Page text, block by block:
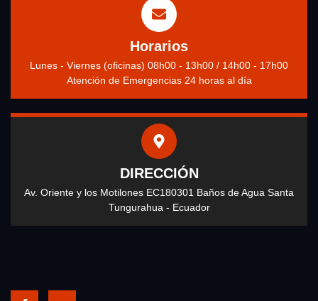
Horarios
Lunes - Viernes (oficinas) 08h00 - 13h00 / 14h00 - 17h00
Atención de Emergencias 24 horas al día
DIRECCIÓN
Av. Oriente y los Motilones EC180301 Baños de Agua Santa
Tungurahua - Ecuador